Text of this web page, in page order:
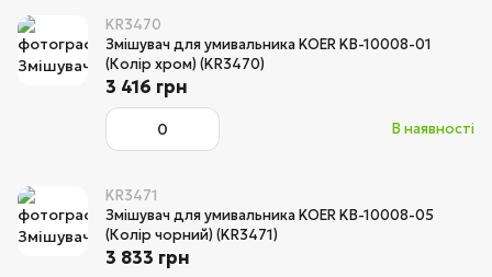
KR3470
Змішувач для умивальника KOER KB-10008-01
(Колір хром) (KR3470)
В наявності
3 416 грн
KR3471
Змішувач для умивальника KOER KB-10008-05
(Колір чорний) (KR3471)
3 833 грн